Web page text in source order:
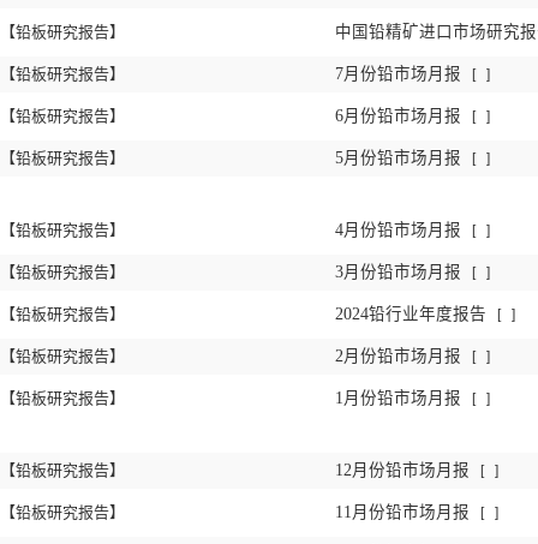
【铅板研究报告】
【铅板研究报告】
【铅板研究报告】
【铅板研究报告】
【铅板研究报告】
【铅板研究报告】
【铅板研究报告】
【铅板研究报告】
【铅板研究报告】
【铅板研究报告】
【铅板研究报告】
中国铅精矿进口市场研究
7月份铅市场月报 [ ]
6月份铅市场月报 [ ]
5月份铅市场月报 [ ]
4月份铅市场月报 [ ]
3月份铅市场月报 [ ]
2024铅行业年度报告 [ ]
2月份铅市场月报 [ ]
1月份铅市场月报 [ ]
12月份铅市场月报 [ ]
11月份铅市场月报 [ ]